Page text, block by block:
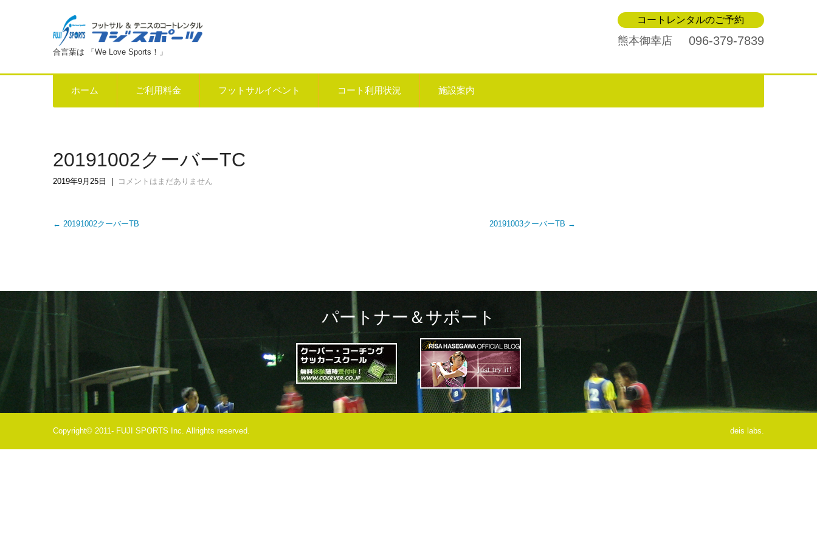
合言葉は 「We Love Sports！」
コートレンタルのご予約
熊本御幸店 096-379-7839
ホーム ご利用料金 フットサルイベント コート利用状況 施設案内
20191002クーバーTC
2019年9月25日 コメントはまだありません
Post
← 20191002クーバーTB 20191003クーバーTB →
パートナー＆サポート
Copyright© 2011- FUJI SPORTS Inc. Allrights reserved. deis labs.